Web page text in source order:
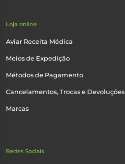
Loja online
Aviar Receita Médica
Meios de Expedição
Métodos de Pagamento
Cancelamentos, Trocas e Devoluções
Marcas
Redes Sociais